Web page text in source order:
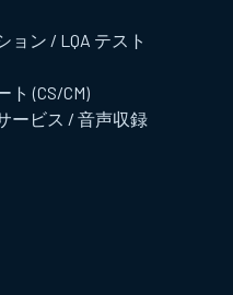
ョン / LQA テスト
(CS/CM)
ービス / 音声収録